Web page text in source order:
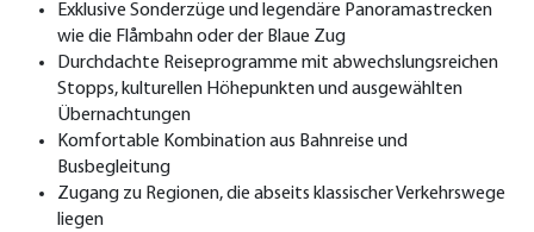
Exklusive Sonderzüge und legendäre Panoramastrecken
wie die Flåmbahn oder der Blaue Zug
Durchdachte Reiseprogramme mit abwechslungsreichen
Stopps, kulturellen Höhepunkten und ausgewählten
Übernachtungen
Komfortable Kombination aus Bahnreise und
Busbegleitung
Zugang zu Regionen, die abseits klassischer Verkehrswege
liegen